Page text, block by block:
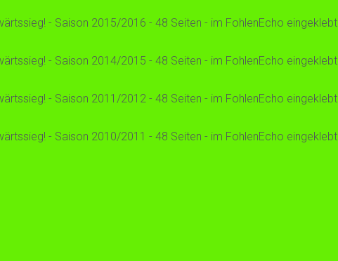
- Saison 2015/2016 - 48 Seiten - im FohlenEcho eingeklebt
- Saison 2014/2015 - 48 Seiten - im FohlenEcho eingeklebt
- Saison 2011/2012 - 48 Seiten - im FohlenEcho eingeklebt
- Saison 2010/2011 - 48 Seiten - im FohlenEcho eingeklebt